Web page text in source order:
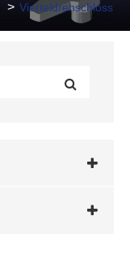
Vierteldrehschloss